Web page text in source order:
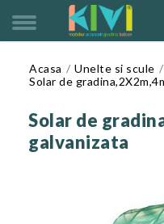
Acasa Unelte si scule
Solar de
Solar de
galvanizata